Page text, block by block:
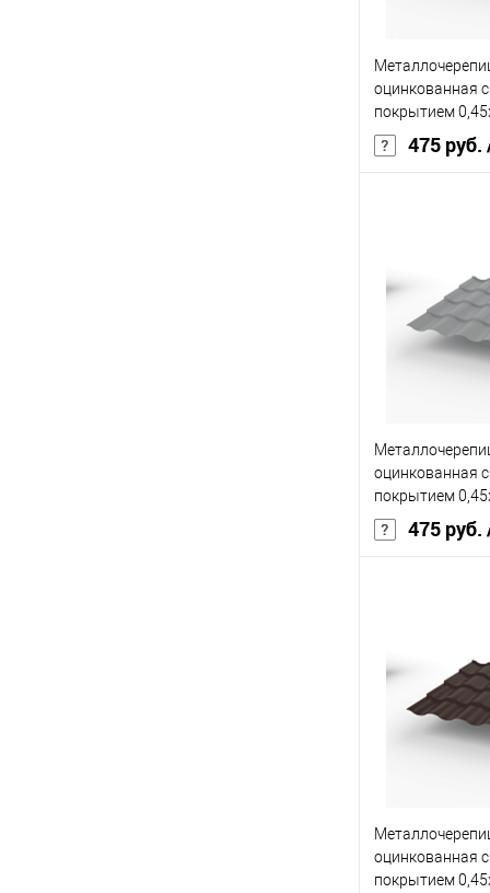
Купить в 1
В избранное
оцинкованная
покрытием
2004 475 руб.
Толщина, мм
Цвет
Купить в 1
В избранное
оцинкованная
покрытием
7004 475 руб.
Толщина, мм
Цвет
Купить в 1
В избранное
оцинкованная
покрытием